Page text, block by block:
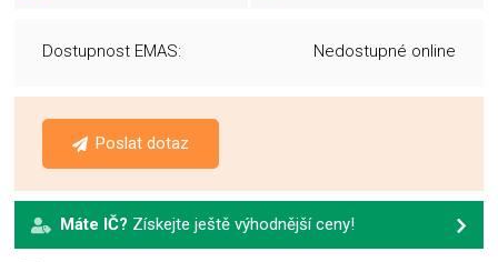
Dostupnost EMAS: Nedostupné online
Poslat dotaz
Máte IČ? Získejte ještě výhodnější ceny!